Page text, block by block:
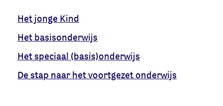
Het jonge Kind
Het basisonderwijs
Het speciaal (basis)onderwijs
De stap naar het voortgezet onderwijs